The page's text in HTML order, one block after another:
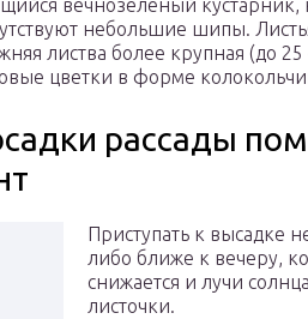
вечнозеленый
небольшие шипы.
листва более крупная (до
цветки в форме
рассады
Приступать к высадке
либо ближе к вечеру,
снижается и лучи
листочки.